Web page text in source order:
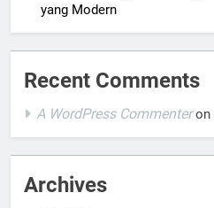
yang Modern
Recent Comments
A WordPress Commenteron
Archives